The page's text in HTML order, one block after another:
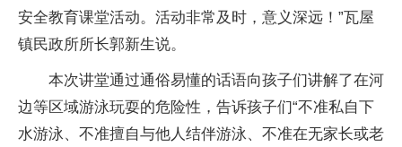
安全教育课堂活动。活动非常及时，意义深远！”瓦屋
镇民政所所长郭新生说。
本次讲堂通过通俗易懂的话语向孩子们讲解了在河
边等区域游泳玩耍的危险性，告诉孩子们“不准私自下
水游泳、不准擅自与他人结伴游泳、不准在无家长或老